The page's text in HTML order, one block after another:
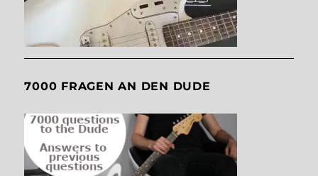
7000 FRAGEN AN DEN DUDE